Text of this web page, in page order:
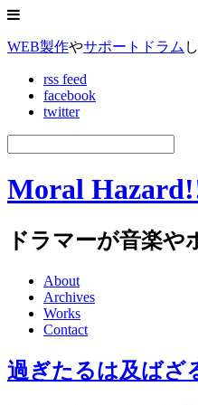
WEB製作やサポートドラム
rss feed
facebook
twitter
Moral
ドラマーが音楽や
About
Archives
Works
Contact
過ぎたるは及ばざ